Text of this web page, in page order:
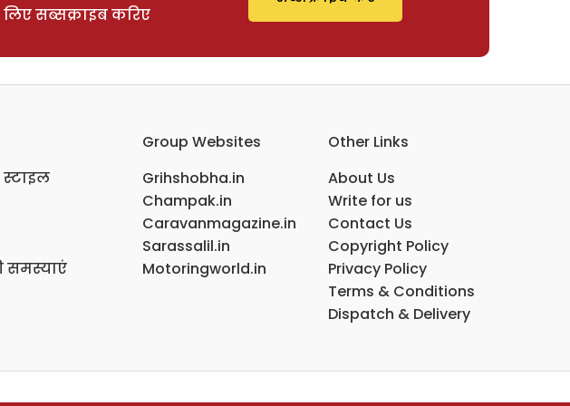
सब्सक्राइब करिए
Group Websites
Grihshobha.in
Champak.in
Caravanmagazine.in
Sarassalil.in
Motoringworld.in
Other Links
About Us
Write for us
Contact Us
Copyright Policy
Privacy Policy
Terms & Conditions
Dispatch & Delivery